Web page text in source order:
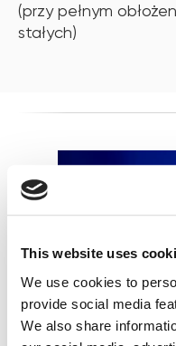
This website uses
We use cookies to
provide social media
We also share
(przy pełnym
stałych)